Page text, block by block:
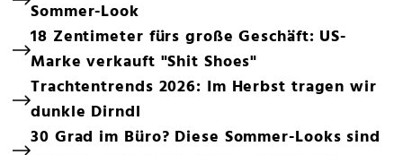
Sommer-Look
18 Zentimeter fürs große Geschäft: US-
Marke verkauft "Shit Shoes"
Trachtentrends 2026: Im Herbst tragen wir
dunkle Dirndl
30 Grad im Büro? Diese Sommer-Looks sind